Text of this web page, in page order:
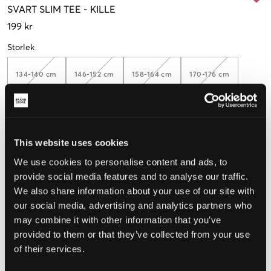
This website uses cookies
We use cookies to personalise content and ads, to
provide social media features and to analyse our traffic.
We also share information about your use of our site with
our social media, advertising and analytics partners who
may combine it with other information that you’ve
provided to them or that they’ve collected from your use
of their services.
SVART SLIM TEE - KILLE
199 kr
Storlek
134-140 cm 146-152 cm 158-164 cm 170-176 cm
STORLEKSGUIDE
VÄLJ STORLEK
Fri frakt på beställningar över 699 kr